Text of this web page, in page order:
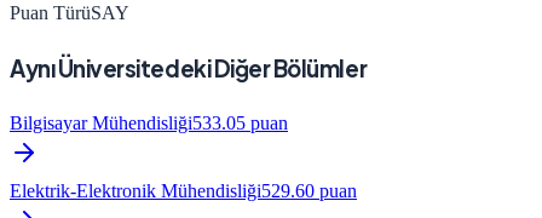
Puan TürüSAY
Aynı Üniversitedeki Diğer Bölümler
Bilgisayar Mühendisliği533.05 puan
Elektrik-Elektronik Mühendisliği529.60 puan